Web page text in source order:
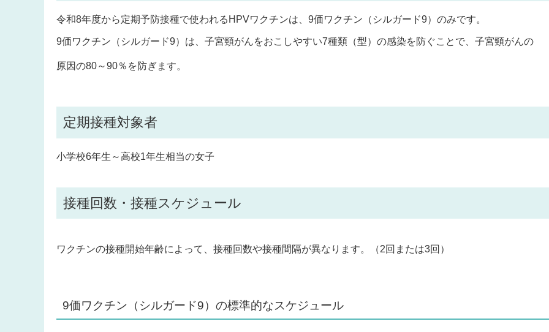
令和8年度から定期予防接種で使われるHPVワクチンは、9価ワクチン（シルガード9）のみです。
9価ワクチン（シルガード9）は、子宮頸がんをおこしやすい7種類（型）の感染を防ぐことで、子宮頸がんの
原因の80～90％を防ぎます。
定期接種対象者
小学校6年生～高校1年生相当の女子
接種回数・接種スケジュール
ワクチンの接種開始年齢によって、接種回数や接種間隔が異なります。（2回または3回）
9価ワクチン（シルガード9）の標準的なスケジュール